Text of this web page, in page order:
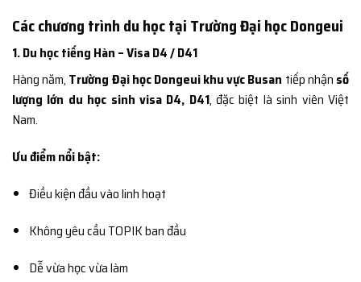
Các chương trình du học tại Trường Đại học Dongeui
1. Du học tiếng Hàn – Visa D4 / D41
Hàng năm, Trường Đại học Dongeui khu vực Busan tiếp nhận số
lượng lớn du học sinh visa D4, D41, đặc biệt là sinh viên Việt
Nam.
Ưu điểm nổi bật:
Điều kiện đầu vào linh hoạt
Không yêu cầu TOPIK ban đầu
Dễ vừa học vừa làm